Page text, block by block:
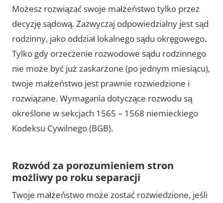
Możesz rozwiązać swoje małżeństwo tylko przez
decyzję sądową. Zazwyczaj odpowiedzialny jest sąd
rodzinny, jako oddział lokalnego sądu okręgowego.
Tylko gdy orzeczenie rozwodowe sądu rodzinnego
nie może być już zaskarżone (po jednym miesiącu),
twoje małżeństwo jest prawnie rozwiedzione i
rozwiązane. Wymagania dotyczące rozwodu są
określone w sekcjach 1565 – 1568 niemieckiego
Kodeksu Cywilnego (BGB).
Rozwód za porozumieniem stron
możliwy po roku separacji
Twoje małżeństwo może zostać rozwiedzione, jeśli